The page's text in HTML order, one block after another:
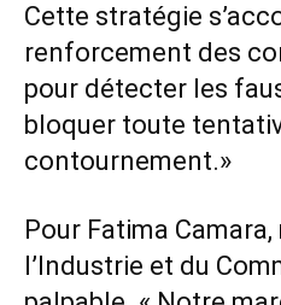
Cette stratégie
renforcement des
pour détecter les
bloquer toute
contournement.»
Pour Fatima
l’Industrie et du